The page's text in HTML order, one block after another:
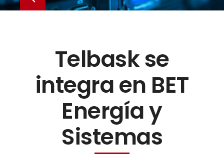
TELNIA INGENIERÍA
Telbask se
integra en BET
Energía y
Sistemas